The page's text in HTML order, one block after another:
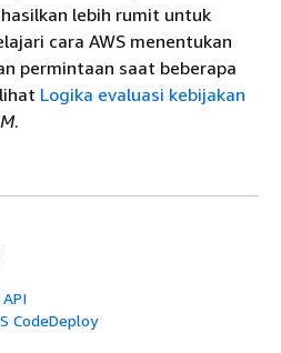
lebih rumit untuk
cara AWS menentukan
permintaan saat beberapa
Logika evaluasi kebijakan
.
CodeDeploy